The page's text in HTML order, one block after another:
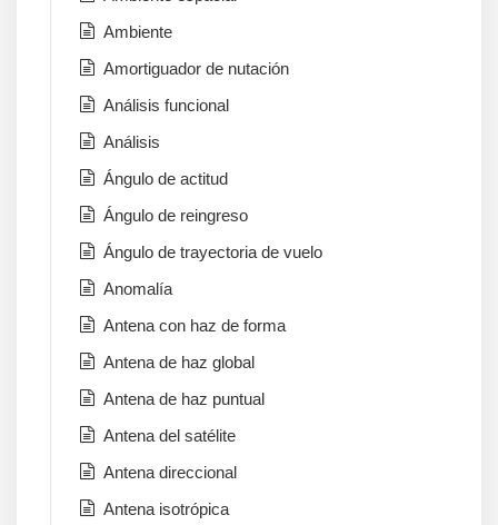
Ambiente
Amortiguador de nutación
Análisis funcional
Análisis
Ángulo de actitud
Ángulo de reingreso
Ángulo de trayectoria de vuelo
Anomalía
Antena con haz de forma
Antena de haz global
Antena de haz puntual
Antena del satélite
Antena direccional
Antena isotrópica